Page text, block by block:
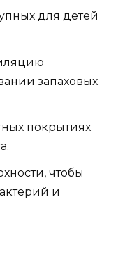
для детей
запаховых
покрытиях
чтобы
и